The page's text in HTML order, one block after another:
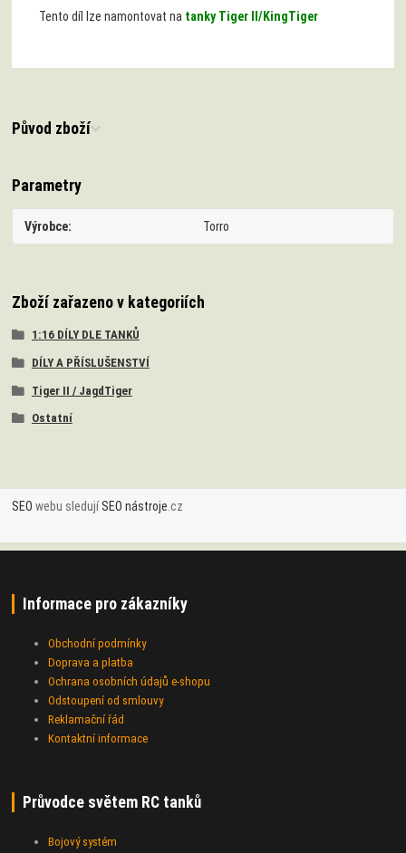
Tento díl lze namontovat na tanky Tiger II/KingTiger
Původ zboží
Parametry
Výrobce Torro
Zboží zařazeno v kategoriích
1:16 DÍLY DLE TANKŮ
DÍLY A PŘÍSLUŠENSTVÍ
Tiger II / JagdTiger
Ostatní
SEO webu sledujíSEO nástroje .cz
Informace pro zákazníky
Obchodní podmínky
Doprava a platba
Ochrana osobních údajů e-shopu
Odstoupení od smlouvy
Reklamační řád
Kontaktní informace
Průvodce světem RC tanků
Bojový systém